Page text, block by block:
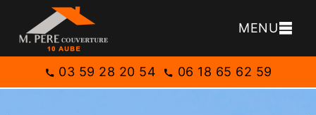
MENU
03 59 28 20 54 06 18 65 62 59